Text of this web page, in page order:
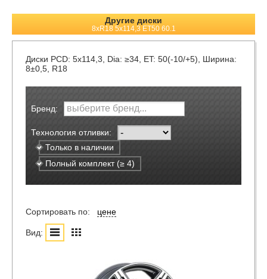
Другие диски
8xR18 5x114,3 ET50 60.1
Диски PCD: 5x114,3, Dia: ≥34, ET: 50(-10/+5), Ширина:
8±0,5, R18
Бренд:
Технология отливки:
Только в наличии
Полный комплект (≥ 4)
Сортировать по: цене
Вид: